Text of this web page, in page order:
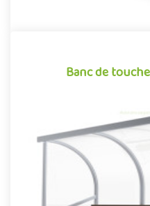
Banc de
Banc de
Indissociable des sports
élément à part entière de